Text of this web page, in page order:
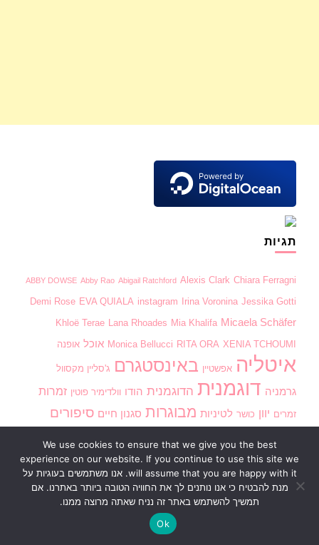
תגיות
ABBY DOWSE Abby Rao Abigail Ratchford Alexis Clark Chiara Ferragni
Demi Rose EVA QUIALA instagram Irina Voronina Jessika Gotti
Khloë Terae Lana Rhoades Mia Khalifa Micaela Schäfer
Monica Bellucci RITA ORA XENIA TCHOUMI אוכל אופנה
איטליה אפשטיין באינסטגרם ג'סליין מקסוול
גרמניה דוגמנית הדוגמנית הודו וולדימיר פוטין זמרות
זמרים יוון כושר לטיניות מבוגרות סגנון חיים סיפורים
תמונות
We use cookies to ensure that we give you the best
experience on our website. If you continue to use this site we
will assume that you are happy with it. אנו משתמשים בעוגיות על
מנת להבטיח כי אנו נותנים לך את החוויה הטובה ביותר באתרנו. אם
תמשיך להשתמש באתר זה נניח שאתה מרוצה ממנו.
Ok